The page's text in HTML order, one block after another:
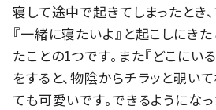
寝して途中で起きてしまったとき
『一緒に寝たいよ』と起こしにき
たことの1つです。また『どこにい
をすると、物陰からチラッと覗い
ても可愛いです。できるようにな